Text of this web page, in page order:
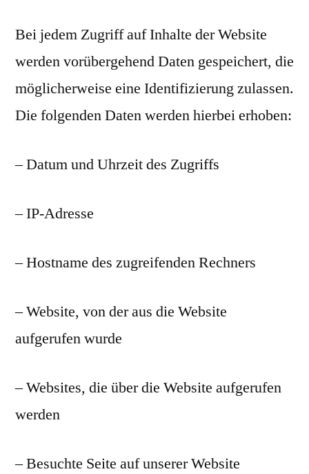
Bei jedem Zugriff auf Inhalte der Website
werden vorübergehend Daten gespeichert, die
möglicherweise eine Identifizierung zulassen.
Die folgenden Daten werden hierbei erhoben:
– Datum und Uhrzeit des Zugriffs
– IP-Adresse
– Hostname des zugreifenden Rechners
– Website, von der aus die Website
aufgerufen wurde
– Websites, die über die Website aufgerufen
werden
– Besuchte Seite auf unserer Website